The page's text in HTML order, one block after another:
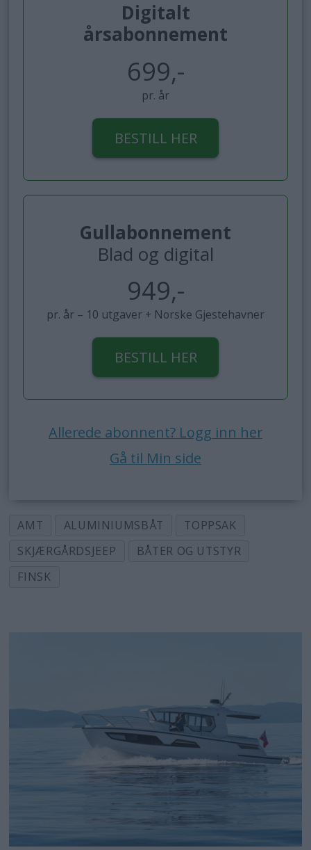
Digitalt
årsabonnement
699,-
pr. år
BESTILL HER
Gullabonnement
Blad og digital
949,-
pr. år – 10 utgaver + Norske Gjestehavner
BESTILL HER
Allerede abonnent? Logg inn her
Gå til Min side
AMT ALUMINIUMSBÅT
TOPPSAK
SKJÆRGÅRDSJEEP
BÅTER OG UTSTYR
FINSK